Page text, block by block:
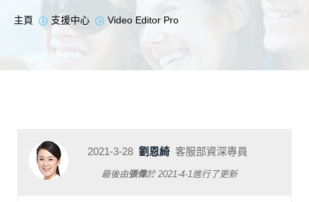
支援中心
您在此处：
主頁 支援中心 Video Editor Pro
2021-3-28 劉恩綺 客服部資深專員
最後由張偉於2021-4-1進行了更新